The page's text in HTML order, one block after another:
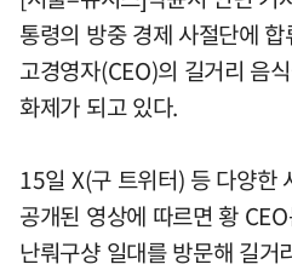
통령의 방중 경제 사절단에
고경영자(CEO)의 길거리 음
화제가 되고 있다.
15일 X(구 트위터) 등 다양한
공개된 영상에 따르면 황
난뤄구샹 일대를 방문해 길거